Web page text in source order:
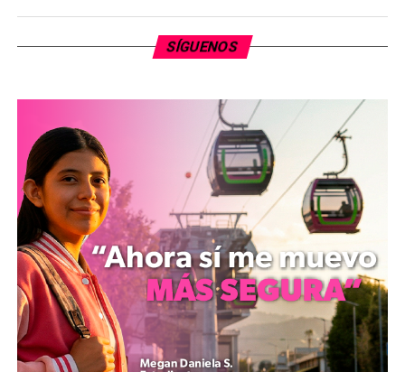
Me gusta esto:
Relacionado
SÍGUENOS